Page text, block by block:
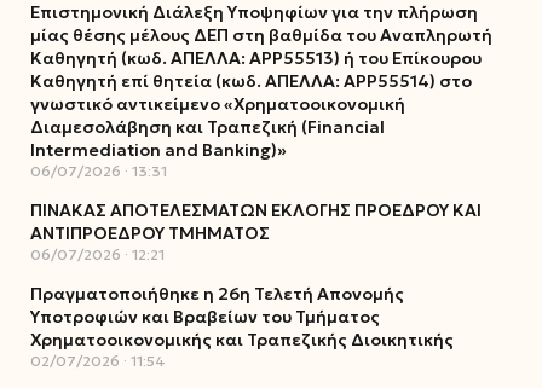
Επιστημονική Διάλεξη Υποψηφίων για την πλήρωση
μίας θέσης μέλους ΔΕΠ στη βαθμίδα του Αναπληρωτή
Καθηγητή (κωδ. ΑΠΕΛΛΑ: ΑΡΡ55513) ή του Επίκουρου
Καθηγητή επί θητεία (κωδ. ΑΠΕΛΛΑ: ΑΡΡ55514) στο
γνωστικό αντικείμενο «Χρηματοοικονομική
Διαμεσολάβηση και Τραπεζική (Financial
Intermediation and Banking)»
06/07/2026 13:31
ΠΙΝΑΚΑΣ ΑΠΟΤΕΛΕΣΜΑΤΩΝ ΕΚΛΟΓΗΣ ΠΡΟΕΔΡΟΥ ΚΑΙ
ΑΝΤΙΠΡΟΕΔΡΟΥ ΤΜΗΜΑΤΟΣ
06/07/2026 12:21
Πραγματοποιήθηκε η 26η Τελετή Απονομής
Υποτροφιών και Βραβείων του Τμήματος
Χρηματοοικονομικής και Τραπεζικής Διοικητικής
02/07/2026 11:54